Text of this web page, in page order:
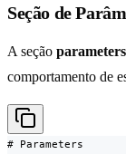
Seção de
A seção parameters
comportamento de
# Parameters